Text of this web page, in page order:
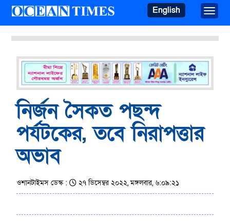
English
নির্জন সৈকত পছন্দ
পর্যটকের, তবে নিরাপত্তার
অভাব
ওশানটাইমস ডেস্ক : ২৭ ডিসেম্বর ২০২২, মঙ্গলবার, ৬:০৯:২১